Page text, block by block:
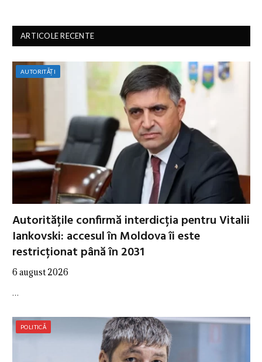
ARTICOLE RECENTE
AUTORITĂȚI
Autoritățile confirmă interdicția pentru Vitalii
Iankovski: accesul în Moldova îi este
restricționat până în 2031
6 august 2026
…
POLITICĂ